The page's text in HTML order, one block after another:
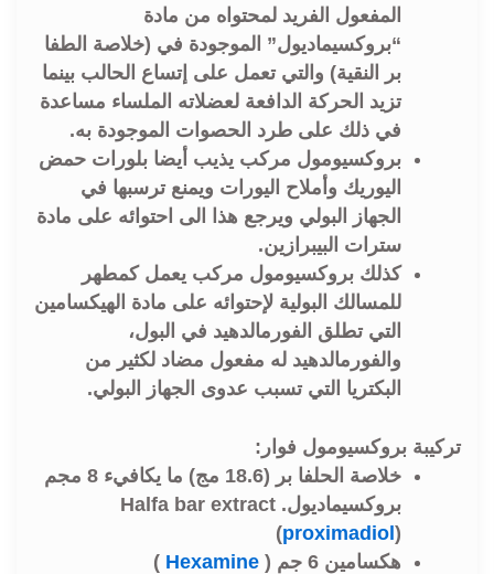
المفعول الفريد لمحتواه من مادة
“بروكسيماديول” الموجودة في (خلاصة الطفا
بر النقية) والتي تعمل على إتساع الحالب بينما
تزيد الحركة الدافعة لعضلاته الملساء مساعدة
في ذلك على طرد الحصوات الموجودة به.
بروكسيومول مركب يذيب أيضا بلورات حمض
اليوريك وأملاح اليورات ويمنع ترسبها في
الجهاز البولي ويرجع هذا الى احتوائه على مادة
سترات البيبرازین.
كذلك بروكسيومول مرکب يعمل كمطهر
للمسالك البولية لإحتوائه على مادة الهيكسامین
التي تطلق الفورمالدهيد في البول،
والفورمالدهید له مفعول مضاد لكثير من
البكتريا التي تسبب عدوى الجهاز البولي.
تركيبة بروكسيومول فوار:
خلاصة الحلفا بر (18.6 مج) ما يكافيء 8 مجم
بروكسيماديول. Halfa bar extract
(proximadiol)
هكسامين 6 جم (
Hexamine
)